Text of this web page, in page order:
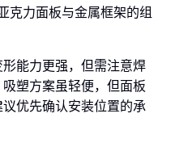
克力面板与金属框架的组
能力更强，但需注意焊
塑方案虽轻便，但面板
优先确认安装位置的承